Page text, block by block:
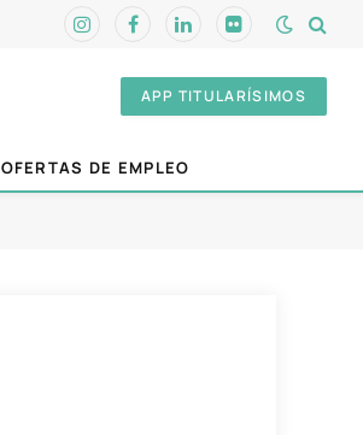
InstagramFacebookLinkedInFlickr
APP TITULARÍSIMOS
OFERTAS DE EMPLEO